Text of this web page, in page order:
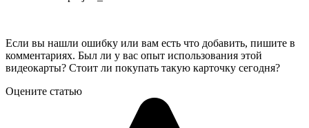
Если вы нашли ошибку или вам есть что добавить, пишите в
комментариях. Был ли у вас опыт использования этой
видеокарты? Стоит ли покупать такую карточку сегодня?
Оцените статью